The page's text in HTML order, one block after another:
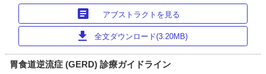
article アブストラクトを見る
download 全文ダウンロード(3.20MB)
胃食道逆流症 (GERD) 診療ガイドライン